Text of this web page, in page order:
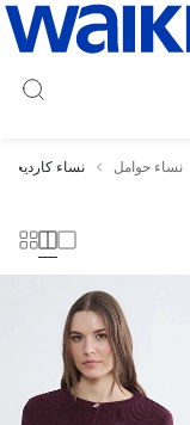
نساء حوامل نساء كارديجان